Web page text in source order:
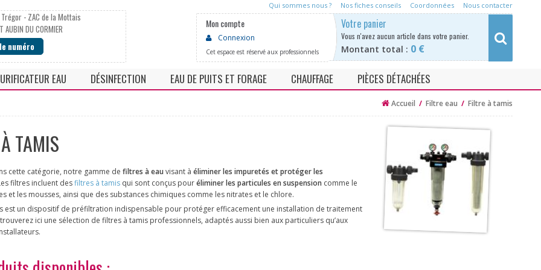
Nous contacter
Coordonnées
Nos fiches conseils
Qui sommes nous ?
- ZAC de la Mottais
DU CORMIER
numéro
Mon compte
Connexion
Cet espace est réservé aux professionnels
Votre panier
Vous n'avez aucun article dans votre panier.
Montant total : 0 €
eau
EAU DÉSINFECTION
Pompe doseuse
EAU DE PUITS ET FORAGE
Deferriseur / Manganèse
CHAUFFAGE
Neutraliseur condensat chaudière
Desemboueur
PIÈCES DÉTACHÉES
Adoucisseurs / anti tartre
Filtre eau
Neutralisation
Chauffage
Accueil / Filtre eau / Filtre à tamis
TAMIS
cette catégorie, notre gamme de filtres à eau visant à éliminer les impuretés et protéger les
filtres incluent desfiltres à tamis qui sont conçus pouréliminer les particules en suspension comme le
et les mousses, ainsi que des substances chimiques comme les nitrates et le chlore.
est un dispositif de préfiltration indispensable pour protéger efficacement une installation de traitement
trouverez ici une sélection de filtres à tamis professionnels, adaptés aussi bien aux particuliers qu’aux